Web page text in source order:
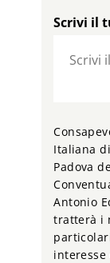
Scrivi il
Italiana
Padova
Antonio
tratterà i
interesse